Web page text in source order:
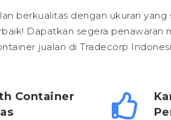
berkualitas dengan ukuran yang
Dapatkan segera penawaran
jualan di Tradecorp
Container